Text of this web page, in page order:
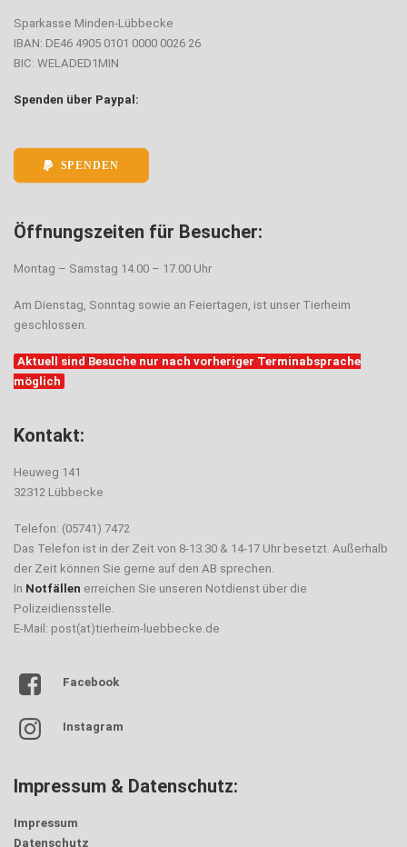
Sparkasse Minden-Lübbecke
IBAN: DE46 4905 0101 0000 0026 26
BIC: WELADED1MIN
Spenden über Paypal:
SPENDEN
Öffnungszeiten für Besucher:
Montag – Samstag 14.00 – 17.00 Uhr
Am Dienstag, Sonntag sowie an Feiertagen, ist unser Tierheim
geschlossen.
Aktuell sind Besuche nur nach vorheriger Terminabsprache
möglich
Kontakt:
Heuweg 141
32312 Lübbecke
Telefon: (05741) 7472
Das Telefon ist in der Zeit von 8-13.30 & 14-17 Uhr besetzt. Außerhalb
der Zeit können Sie gerne auf den AB sprechen.
In Notfällen erreichen Sie unseren Notdienst über die
Polizeidiensstelle.
E-Mail: post(at)tierheim-luebbecke.de
Facebook
Instagram
Impressum & Datenschutz:
Impressum
Datenschutz